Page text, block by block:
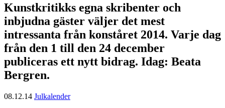
Kunstkritikks egna skribenter och
inbjudna gäster väljer det mest
intressanta från konståret 2014. Varje dag
från den 1 till den 24 december
publiceras ett nytt bidrag. Idag: Beata
Bergren.
08.12.14 Julkalender